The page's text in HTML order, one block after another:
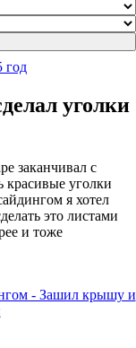
год
уголки
заканчивал с
красивые уголки
я хотел
это листами
и тоже